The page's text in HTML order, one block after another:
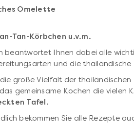
Omelette
Tan-Körbchen u.v.m.
beantwortet Ihnen dabei alle
und die thailändische
große Vielfalt der thailändischen
gemeinsame Kochen die vielen
Tafel.
bekommen Sie alle Rezepte